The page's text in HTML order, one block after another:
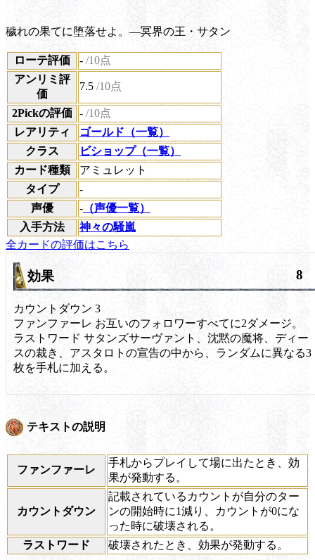
穢れの果てに堕落せよ。―冥界の王・サタン
ローテ評価 - /10点
アンリミ評
価
7.5 /10点
2Pickの評価 - /10点
レアリティ
ゴールド（一覧）
クラス
ビショップ（一覧）
カード種類
アミュレット
タイプ
-
声優
- （声優一覧）
入手方法
神々の騒嵐
全カードの評価はこちら
効果 8
カウントダウン 3
ファンファーレ お互いのフォロワーすべてに2ダメージ。
ラストワード サタンズサーヴァント、沈黙の魔将、ディー
スの裁き、アスタロトの宣告の中から、ランダムに異なる3
枚を手札に加える。
テキストの説明
ファンファーレ
手札からプレイして場に出たとき、効
果が発動する。
カウントダウン
記載されているカウントが自分のター
ンの開始時に1減り、カウントが0にな
った時に破壊される。
ラストワード
破壊されたとき、効果が発動する。